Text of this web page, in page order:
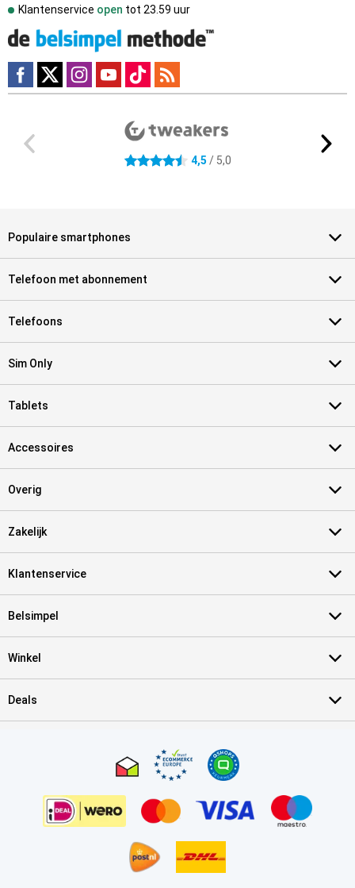
Klantenservice open tot 23.59 uur
4.5 sterren 4,5 / 5,0
Populaire smartphones
Telefoon met abonnement
Telefoons
Sim Only
Tablets
Accessoires
Overig
Zakelijk
Klantenservice
Belsimpel
Winkel
Deals